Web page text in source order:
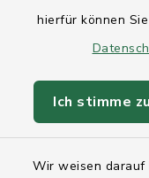
hierfür können
Ich stimme zu
Wir weisen darauf